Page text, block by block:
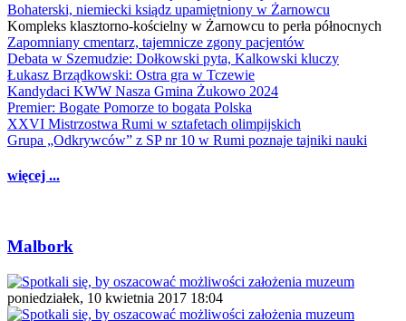
Bohaterski, niemiecki ksiądz upamiętniony w Żarnowcu
Kompleks klasztorno-kościelny w Żarnowcu to perła północnych
Zapomniany cmentarz, tajemnicze zgony pacjentów
Debata w Szemudzie: Dołkowski pyta, Kalkowski kluczy
Łukasz Brządkowski: Ostra gra w Tczewie
Kandydaci KWW Nasza Gmina Żukowo 2024
Premier: Bogate Pomorze to bogata Polska
XXVI Mistrzostwa Rumi w sztafetach olimpijskich
Grupa „Odkrywców” z SP nr 10 w Rumi poznaje tajniki nauki
więcej ...
Malbork
poniedziałek, 10 kwietnia 2017 18:04